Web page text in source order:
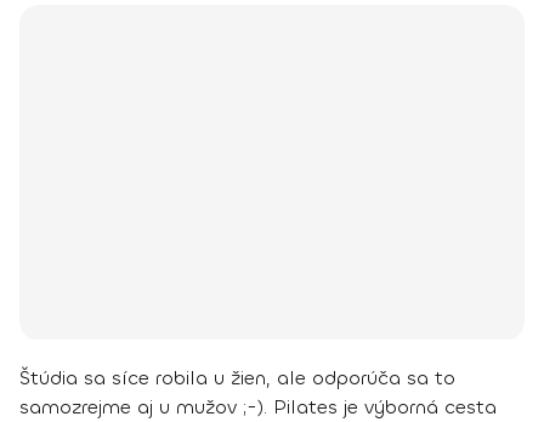
Štúdia sa síce robila u žien, ale odporúča sa to
samozrejme aj u mužov ;-). Pilates je výborná cesta